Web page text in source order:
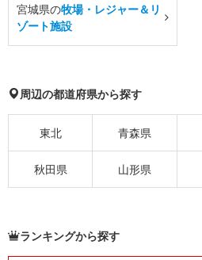
宮城県の牧場・レジャー＆リ
ゾート施設
周辺の都道府県から探す
東北 青森県
秋田県 山形県
ランキングから探す